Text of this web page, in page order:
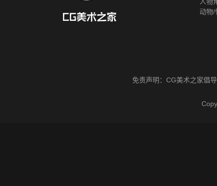
动物/
免责声明： CG美术之家倡